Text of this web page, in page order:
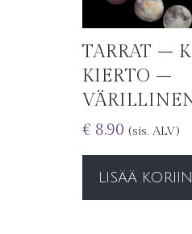
TARRAT –
KIERTO –
€ 8.90 (sis. ALV)
LISÄÄ KORIIN